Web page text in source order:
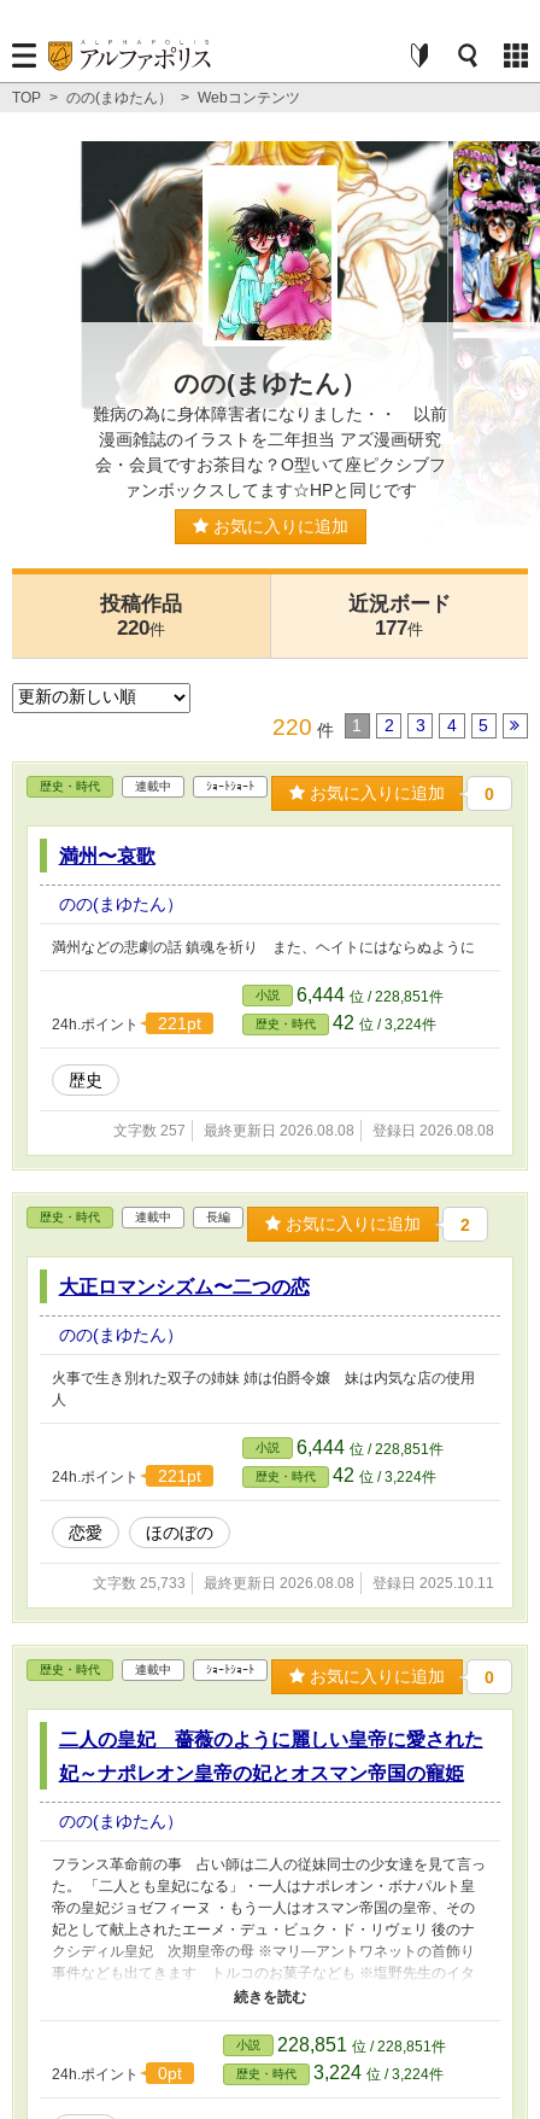
TOP > のの(まゆたん） > Webコンテンツ
のの(まゆたん）
難病の為に身体障害者になりました・・ 以前
漫画雑誌のイラストを二年担当 アズ漫画研究
会・会員ですお茶目な？O型いて座ピクシブフ
ァンボックスしてます☆HPと同じです
お気に入りに追加
投稿作品
220件
近況ボード
177件
220 件 1 2 3 4 5
歴史・時代 連載中 ｼｮｰﾄｼｮｰﾄ お気に入りに追加 0
満州〜哀歌
のの(まゆたん）
満州などの悲劇の話 鎮魂を祈り また、ヘイトにはならぬように
24h.ポイント 221pt
小説 6,444 位 / 228,851件
歴史・時代 42 位 / 3,224件
歴史
文字数 257 最終更新日 2026.08.08 登録日 2026.08.08
歴史・時代 連載中 長編 お気に入りに追加 2
大正ロマンシズム〜二つの恋
のの(まゆたん）
火事で生き別れた双子の姉妹 姉は伯爵令嬢 妹は内気な店の使用
人
24h.ポイント 221pt
小説 6,444 位 / 228,851件
歴史・時代 42 位 / 3,224件
恋愛 ほのぼの
文字数 25,733 最終更新日 2026.08.08 登録日 2025.10.11
歴史・時代 連載中 ｼｮｰﾄｼｮｰﾄ お気に入りに追加 0
二人の皇妃 薔薇のように麗しい皇帝に愛された
妃～ナポレオン皇帝の妃とオスマン帝国の寵姫
のの(まゆたん）
フランス革命前の事 占い師は二人の従妹同士の少女達を見て言っ
た。 「二人とも皇妃になる」・一人はナポレオン・ボナパルト皇
帝の皇妃ジョゼフィーヌ ・もう一人はオスマン帝国の皇帝、その
妃として献上されたエーメ・デュ・ビュク・ド・リヴェリ 後のナ
クシディル皇妃 次期皇帝の母 ※マリ―アントワネットの首飾り
事件なども出てきます トルコのお菓子なども ※塩野先生のイタ
リア異聞、ネット等より 伝承、異説等 ※フィクション等含み
ます 一部、史実と違う分など 私のミスの可能性も デュ・バリ
ー夫人は史実を元にしてますが ジョゼフィーヌとは実際は会って
24h.ポイント
0pt
小説 228,851 位 / 228,851件
歴史・時代 3,224 位 / 3,224件